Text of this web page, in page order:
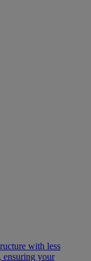
with less
ensuring your